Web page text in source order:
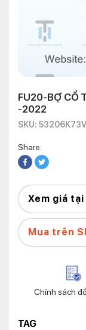
FU20-BỢ CỔ
-2022
SKU:
Share:
Xem giá
Mua trên
Chính sách
TAG